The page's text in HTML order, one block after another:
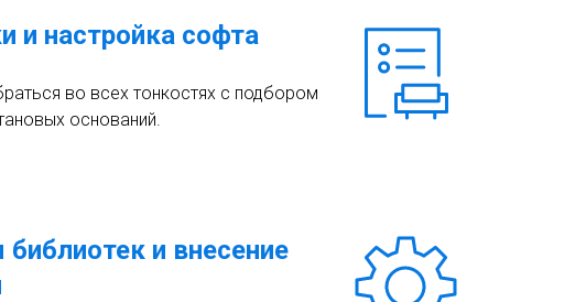
и настройка софта
во всех тонкостях с подбором
оснований.
библиотек и внесение